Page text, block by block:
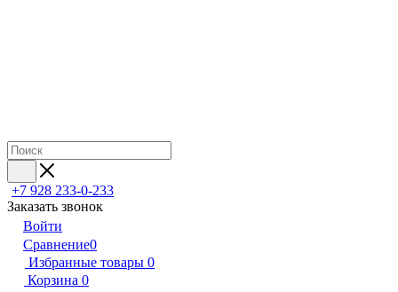
+7 928 233-0-233
Заказать звонок
Войти
Сравнение0
Избранные товары 0
Корзина 0